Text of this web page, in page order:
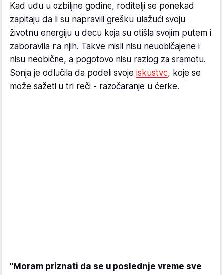
Kad uđu u ozbiljne godine, roditelji se ponekad
zapitaju da li su napravili grešku ulažući svoju
životnu energiju u decu koja su otišla svojim putem i
zaboravila na njih. Takve misli nisu neuobičajene i
nisu neobične, a pogotovo nisu razlog za sramotu.
Sonja je odlučila da podeli svoje iskustvo, koje se
može sažeti u tri reči - razočaranje u ćerke.
"Moram priznati da se u poslednje vreme sve